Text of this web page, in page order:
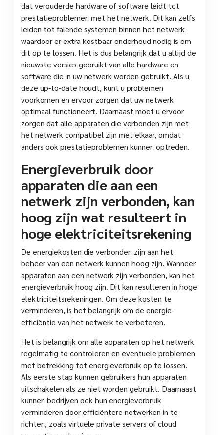
dat verouderde hardware of software leidt tot
prestatieproblemen met het netwerk. Dit kan zelfs
leiden tot falende systemen binnen het netwerk
waardoor er extra kostbaar onderhoud nodig is om
dit op te lossen. Het is dus belangrijk dat u altijd de
nieuwste versies gebruikt van alle hardware en
software die in uw netwerk worden gebruikt. Als u
deze up-to-date houdt, kunt u problemen
voorkomen en ervoor zorgen dat uw netwerk
optimaal functioneert. Daarnaast moet u ervoor
zorgen dat alle apparaten die verbonden zijn met
het netwerk compatibel zijn met elkaar, omdat
anders ook prestatieproblemen kunnen optreden.
Energieverbruik door
apparaten die aan een
netwerk zijn verbonden, kan
hoog zijn wat resulteert in
hoge elektriciteitsrekening
De energiekosten die verbonden zijn aan het
beheer van een netwerk kunnen hoog zijn. Wanneer
apparaten aan een netwerk zijn verbonden, kan het
energieverbruik hoog zijn. Dit kan resulteren in hoge
elektriciteitsrekeningen. Om deze kosten te
verminderen, is het belangrijk om de energie-
efficiëntie van het netwerk te verbeteren.
Het is belangrijk om alle apparaten op het netwerk
regelmatig te controleren en eventuele problemen
met betrekking tot energieverbruik op te lossen.
Als eerste stap kunnen gebruikers hun apparaten
uitschakelen als ze niet worden gebruikt. Daarnaast
kunnen bedrijven ook hun energieverbruik
verminderen door efficiëntere netwerken in te
richten, zoals virtuele private servers of cloud